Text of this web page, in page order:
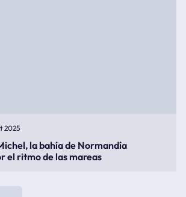
2025
la bahía de Normandía
el ritmo de las mareas